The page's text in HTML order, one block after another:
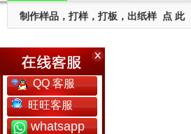
工厂简介
制作样品，打样，打板，出纸样 点 此
QQ 客服
旺旺客服
whatsapp